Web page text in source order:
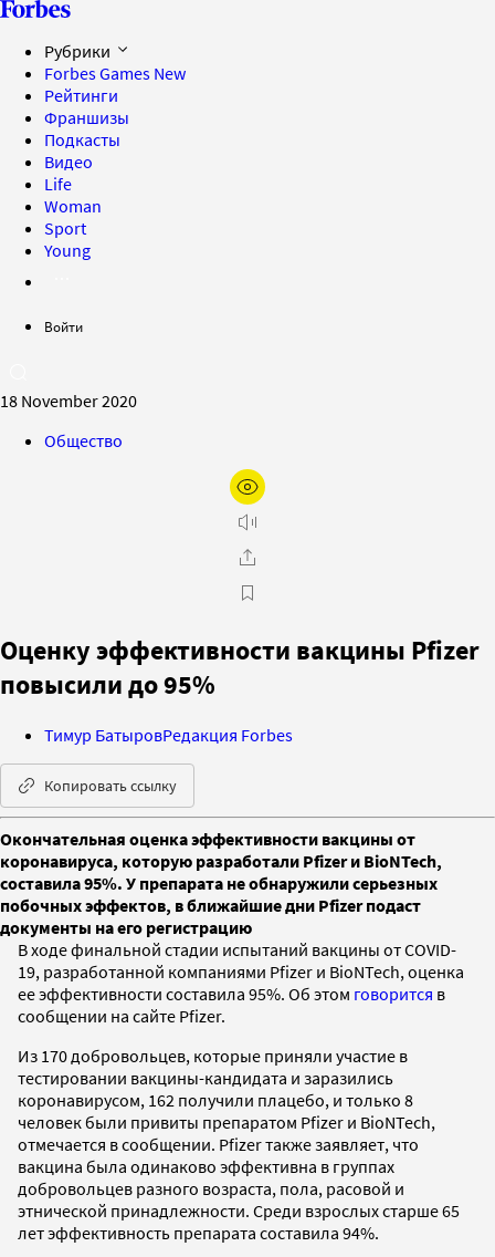
Рубрики
Forbes Games New
Рейтинги
Франшизы
Подкасты
Видео
Life
Woman
Sport
Young
Войти
18 November 2020
Общество
Оценку эффективности вакцины Pfizer
повысили до 95%
Тимур БатыровРедакция Forbes
Копировать ссылку
Окончательная оценка эффективности вакцины от
коронавируса, которую разработали Pfizer и BioNTech,
составила 95%. У препарата не обнаружили серьезных
побочных эффектов, в ближайшие дни Pfizer подаст
документы на его регистрацию
В ходе финальной стадии испытаний вакцины от COVID-
19, разработанной компаниями Pfizer и BioNTech, оценка
ее эффективности составила 95%. Об этом говорится в
сообщении на сайте Pfizer.
Из 170 добровольцев, которые приняли участие в
тестировании вакцины-кандидата и заразились
коронавирусом, 162 получили плацебо, и только 8
человек были привиты препаратом Pfizer и BioNTech,
отмечается в сообщении. Pfizer также заявляет, что
вакцина была одинаково эффективна в группах
добровольцев разного возраста, пола, расовой и
этнической принадлежности. Среди взрослых старше 65
лет эффективность препарата составила 94%.